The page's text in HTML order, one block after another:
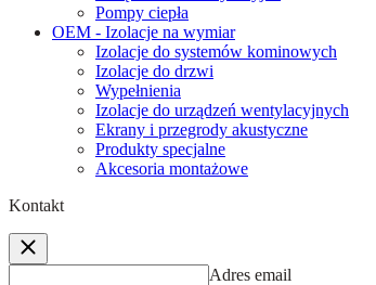
Pompy ciepła
OEM - Izolacje na wymiar
Izolacje do systemów kominowych
Izolacje do drzwi
Wypełnienia
Izolacje do urządzeń wentylacyjnych
Ekrany i przegrody akustyczne
Produkty specjalne
Akcesoria montażowe
Kontakt
Adres email